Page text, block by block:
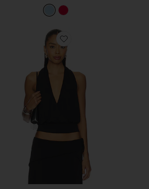
Favorite SHARNI ホルタートップ